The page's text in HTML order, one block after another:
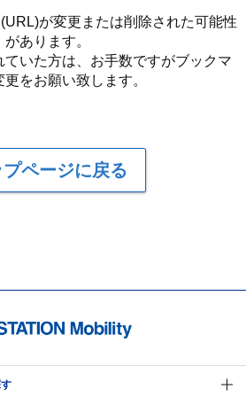
が変更または削除された可能性
があります。
いた方は、お手数ですがブックマ
更をお願い致します。
プページに戻る